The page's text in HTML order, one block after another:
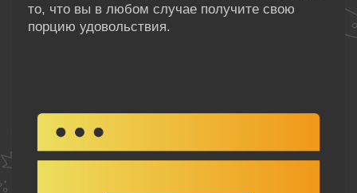
то, что вы в любом случае получите свою
порцию удовольствия.